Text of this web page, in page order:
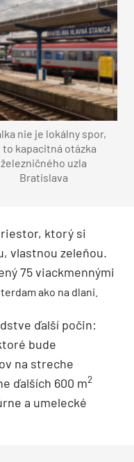
nie je lokálny spor,
to kapacitná otázka
železničného uzla
Bratislava
ktorý si
vlastnou zeleňou.
75 viackmennými
ako na dlani.
ďalší počin:
bude
na streche
ďalších 600 m2
a umelecké